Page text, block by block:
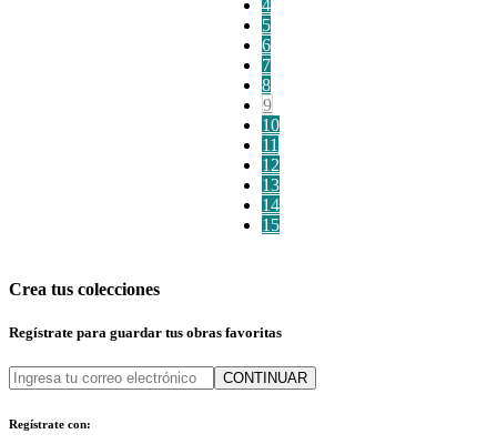
4
5
6
7
8
9
10
11
12
13
14
15
Crea tus colecciones
Regístrate para guardar tus obras favoritas
CONTINUAR
Regístrate con: